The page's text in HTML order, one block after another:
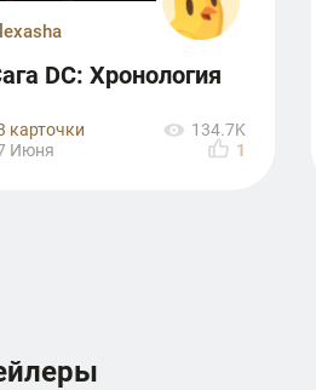
DC: Хронология
карточки
134.7K
Июня
1